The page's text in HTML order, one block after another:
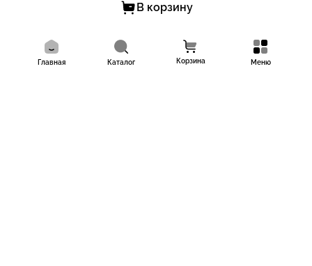
В корзину
Главная Каталог Корзина Меню